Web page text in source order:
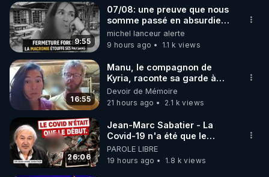
▶ 30 jours gratuit sur l’application de méditation et
de bien-être ENVOL :
Rendez-vous sur https://www.envol.app/code
le code : REGENERE
9:55
07/08: une preuve que nous
somme passé en absurdie
une dictature qui veut faire
taire ses opposant !
michel lanceur alerte
9 hours ago
1.1 k views
16:55
Manu, le compagnon de
Kyria, raconte sa garde à
vue musclée. PARTAGEZ!
Devoir de Mémoire
21 hours ago
2.1 k views
26:06
Jean-Marc Sabatier - La
Covid-19 n'a été que le
début - L'ARNm & l'ARNm-aa
jusqu où auront-t-il ?
PAROLE LIBRE
19 hours ago
1.8 k views